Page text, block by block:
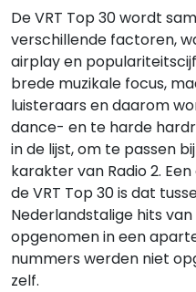
De VRT Top 30 wordt
verschillende factoren,
airplay en
brede muzikale focus,
luisteraars en daarom
dance- en te harde
in de lijst, om te passen
karakter van Radio 2.
de VRT Top 30 is dat
Nederlandstalige hits
opgenomen in een
nummers werden niet
zelf.